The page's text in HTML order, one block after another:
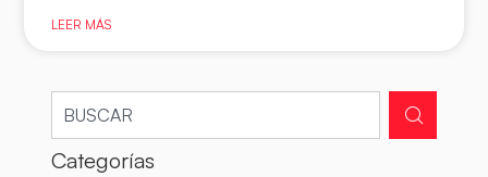
LEER MÁS
Categorías